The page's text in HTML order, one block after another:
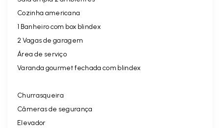
Cozinha americana
1 Banheiro com box blindex
2 Vagas de garagem
Área de serviço
Varanda gourmet fechada com blindex
Churrasqueira
Câmeras de segurança
Elevador